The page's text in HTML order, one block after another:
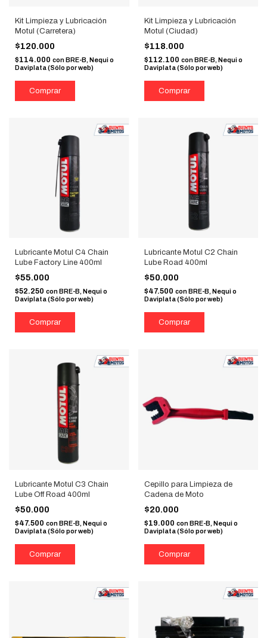
Kit Limpieza y Lubricación
Motul (Carretera)
$120.000
$114.000 conBRE-B, Nequi o
Daviplata (Sólo por web)
Kit Limpieza y Lubricación
Motul (Ciudad)
$118.000
$112.100 con BRE-B, Nequi o
Daviplata (Sólo por web)
Lubricante Motul C4 Chain
Lube Factory Line 400ml
$55.000
$52.250 con BRE-B, Nequi o
Daviplata (Sólo por web)
Lubricante Motul C2 Chain
Lube Road 400ml
$50.000
$47.500 con BRE-B, Nequi o
Daviplata (Sólo por web)
Lubricante Motul C3 Chain
Lube Off Road 400ml
$50.000
$47.500 conBRE-B, Nequi o
Daviplata (Sólo por web)
Cepillo para Limpieza de
Cadena de Moto
$20.000
$19.000 con BRE-B, Nequi o
Daviplata (Sólo por web)